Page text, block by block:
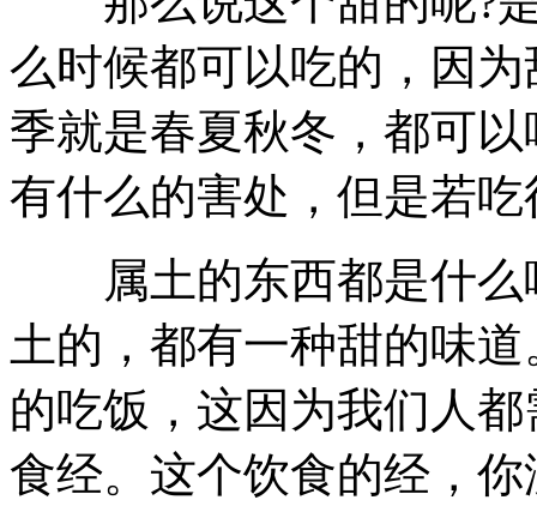
么时候都可以吃的，因
季就是春夏秋冬，都可
有什么的害处，但是若
属土的东西都是什么
土的，都有一种甜的味
的吃饭，这因为我们人
食经。这个饮食的经，